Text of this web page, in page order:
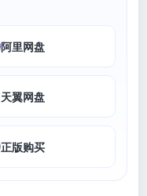
阿里网盘
天翼网盘
正版购买